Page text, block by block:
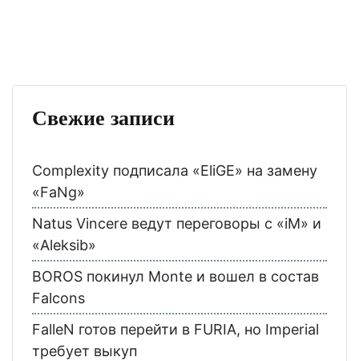
Свежие записи
Complexity подписала «EliGE» на замену
«FaNg»
Natus Vincere ведут переговоры с «iM» и
«Aleksib»
BOROS покинул Monte и вошел в состав
Falcons
FalleN готов перейти в FURIA, но Imperial
требует выкуп